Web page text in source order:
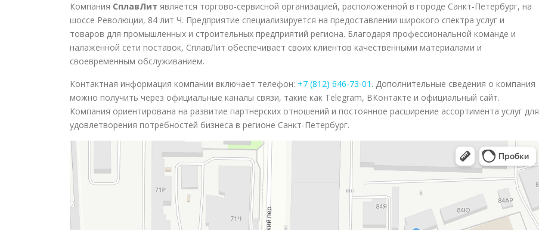
Компания СплавЛит является торгово-сервисной организацией, расположенной в городе Санкт-Петербург, на
шоссе Революции, 84 лит Ч. Предприятие специализируется на предоставлении широкого спектра услуг и
товаров для промышленных и строительных предприятий региона. Благодаря профессиональной команде и
налаженной сети поставок, СплавЛит обеспечивает своих клиентов качественными материалами и
своевременным обслуживанием.
Контактная информация компании включает телефон: +7 (812) 646-73-01 . Дополнительные сведения о компания
можно получить через официальные каналы связи, такие как Telegram, ВКонтакте и официальный сайт.
Компания ориентирована на развитие партнерских отношений и постоянное расширение ассортимента услуг для
удовлетворения потребностей бизнеса в регионе Санкт-Петербург.